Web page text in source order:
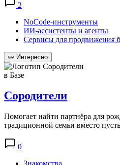
2
NoCode-инструменты
ИИ-ассистенты и агенты
Сервисы для продвижения
👀 Интересно
в Базе
Сородители
Помогает найти партнёра для
традиционной семьи вместо
0